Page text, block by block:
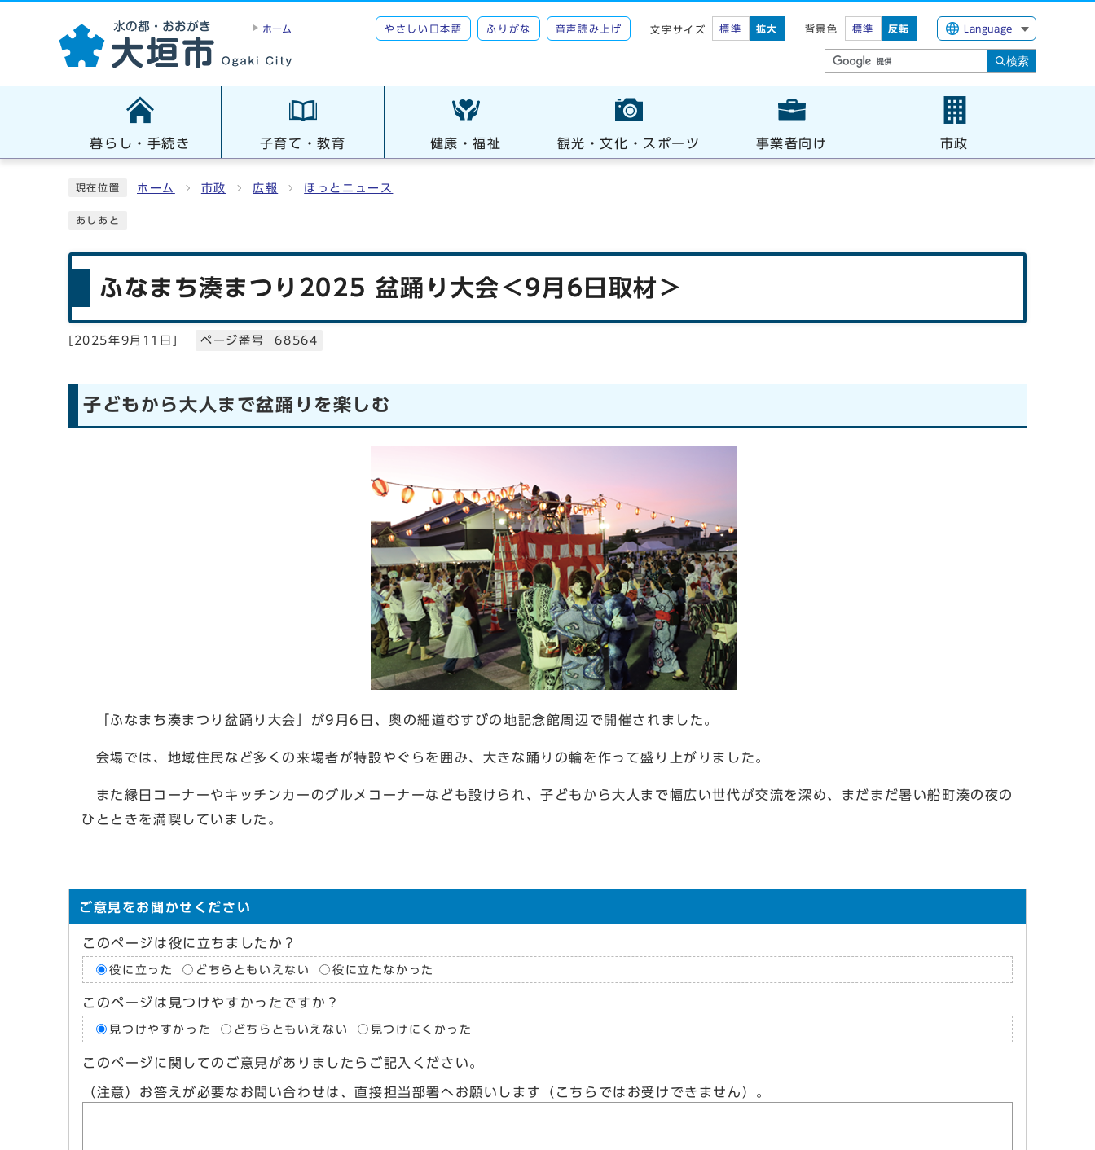
ホーム やさしい日本語 ふりがな 音声読み上げ 文字サイズ 標準 拡大 背景色 標準 反転 Language
検索
暮らし・手続き 子育て・教育 健康・福祉 観光・文化・スポーツ 事業者向け 市政
現在位置 ホーム 市政 広報 ほっとニュース
あしあと
ふなまち湊まつり2025 盆踊り大会＜9月6日取材＞
2025年9月11日 ページ番号 68564
子どもから大人まで盆踊りを楽しむ
「ふなまち湊まつり盆踊り大会」が9月6日、奥の細道むすびの地記念館周辺で開催されました。
会場では、地域住民など多くの来場者が特設やぐらを囲み、大きな踊りの輪を作って盛り上がりました。
また縁日コーナーやキッチンカーのグルメコーナーなども設けられ、子どもから大人まで幅広い世代が交流を深め、まだまだ暑い船町湊の夜の
ひとときを満喫していました。
ご意見をお聞かせください
このページは役に立ちましたか？
役に立った どちらともいえない 役に立たなかった
このページは見つけやすかったですか？
見つけやすかった どちらともいえない 見つけにくかった
このページに関してのご意見がありましたらご記入ください。
（注意）お答えが必要なお問い合わせは、直接担当部署へお願いします（こちらではお受けできません）。